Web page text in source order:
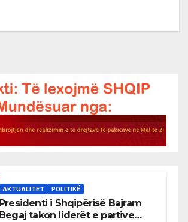
AKTUALITET POLITIKË
Presidenti i Shqipërisë Bajram
Begaj takon liderët e partive